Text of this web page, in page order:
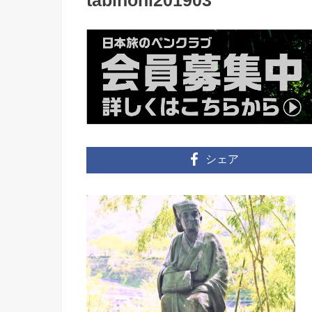
シェア